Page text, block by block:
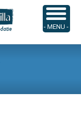
Skip
to
content
Suchen
nach:
- MENU -